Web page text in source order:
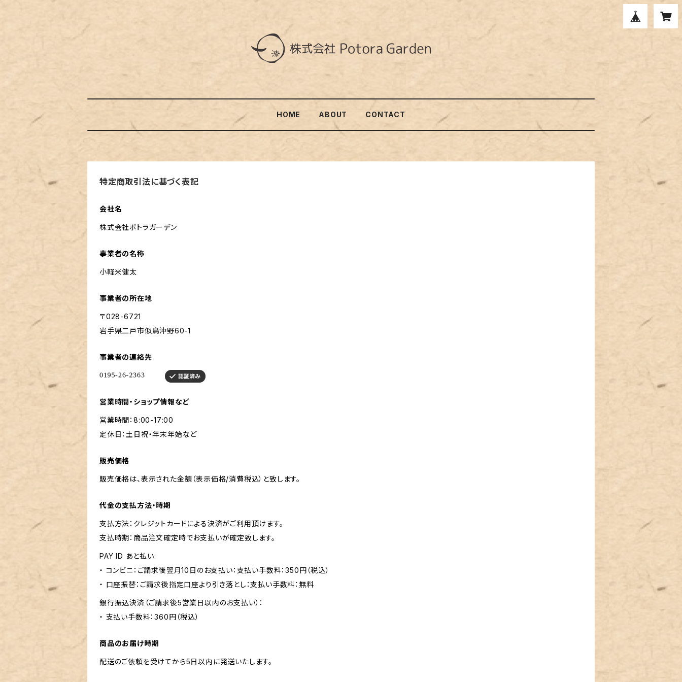
HOME ABOUT CONTACT
特定商取引法に基づく表記
会社名
株式会社ポトラガーデン
事業者の名称
小軽米健太
事業者の所在地
〒028-6721
岩手県二戸市似鳥沖野60-1
事業者の連絡先
営業時間・ショップ情報など
営業時間：8:00-17:00
定休日：土日祝・年末年始など
販売価格
販売価格は、表示された金額（表示価格/消費税込）と致します。
代金の支払方法・時期
支払方法：クレジットカードによる決済がご利用頂けます。
支払時期：商品注文確定時でお支払いが確定致します。
PAY ID あと払い:
・ コンビニ：ご請求後翌月10日のお支払い：支払い手数料：350円（税込）
・ 口座振替：ご請求後指定口座より引き落とし：支払い手数料：無料
銀行振込決済（ご請求後5営業日以内のお支払い）：
・ 支払い手数料：360円（税込）
商品のお届け時期
配送のご依頼を受けてから5日以内に発送いたします。